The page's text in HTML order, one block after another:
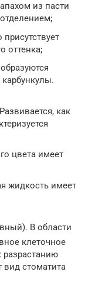
из пасти
оттенка;
как
цвета имеет
жидкость имеет
В области
клеточное
разрастанию
вид стоматита